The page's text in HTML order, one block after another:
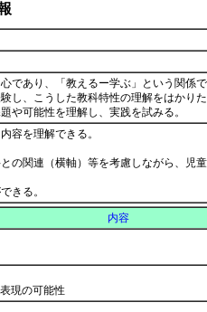
あり、「教えるー学ぶ」という関係
し、こうした教科特性の理解をはかりた
や可能性を理解し、実践を試みる。
容を理解できる。
の関連（横軸）等を考慮しながら、
きる。
内容
現の可能性